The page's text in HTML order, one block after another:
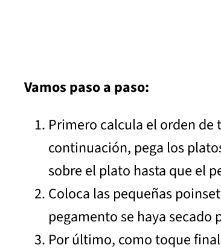
Vamos paso a paso:
Primero calcula el orden de
continuación, pega los
sobre el plato hasta que el
Coloca las pequeñas
pegamento se haya secado
Por último, como toque